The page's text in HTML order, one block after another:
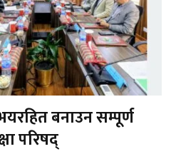
बनाउन सम्पूर्ण
परिषद्